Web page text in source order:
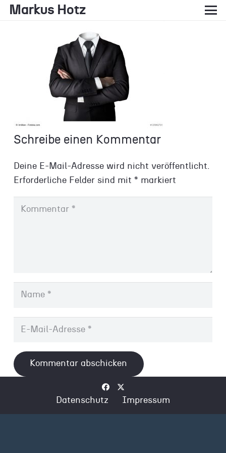
Markus Hotz
Schreibe einen Kommentar
Deine E-Mail-Adresse wird nicht veröffentlicht.
Erforderliche Felder sind mit * markiert
Kommentar abschicken
Datenschutz Impressum